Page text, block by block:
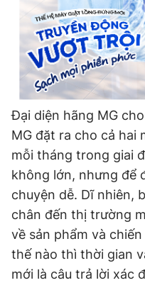
Đại diện hãng MG
MG đặt ra cho cả hai
mỗi tháng trong giai
không lớn, nhưng để
chuyện dễ. Dĩ nhiên,
chân đến thị trường
về sản phẩm và
thế nào thì thời gian
mới là câu trả lời xác